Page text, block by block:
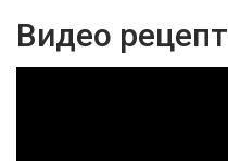
Видео рецепт